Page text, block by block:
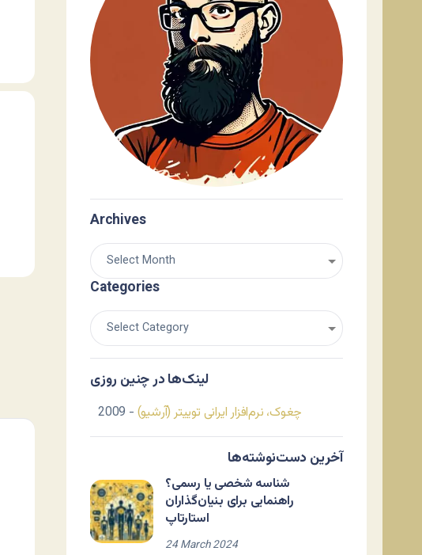
Archives
Categories
لینک‌ها در چنین روزی
چغوک، نرم‌افزار ایرانی توییتر (آرشیو) - 2009
آخرین دست‌نوشته‌ها
شناسه شخصی یا رسمی؟
راهنمایی برای بنیان‌گذاران
استارتاپ
24 March 2024